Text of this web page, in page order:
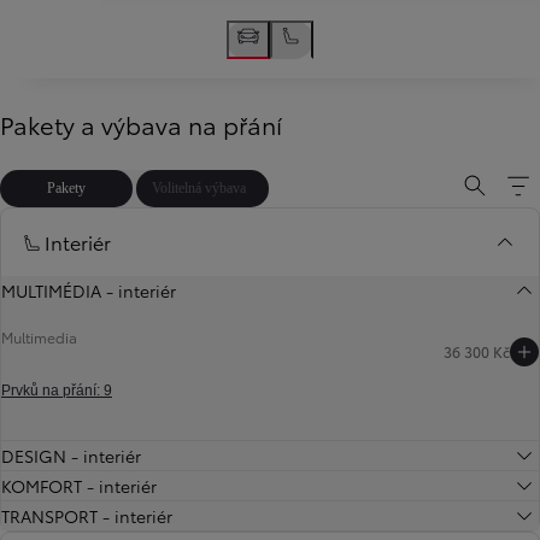
Pakety a výbava na přání
Pakety Volitelná výbava
Interiér
MULTIMÉDIA - interiér
Multimedia
36 300 Kč
Prvků na přání: 9
DESIGN - interiér
KOMFORT - interiér
TRANSPORT - interiér